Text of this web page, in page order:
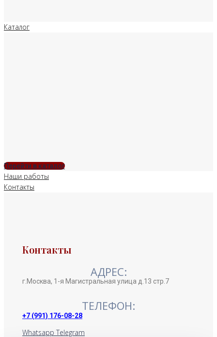
Каталог
Перейти в каталог
Наши работы
Контакты
Контакты
АДРЕС:
г.Москва, 1-я Магистральная улица д.13 стр.7
ТЕЛЕФОН:
+7 (991) 176-08-28
Whatsapp Telegram